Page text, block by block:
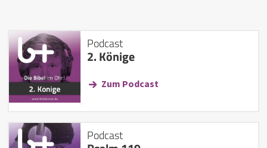
Podcast
2. Könige
Zum Podcast
Podcast